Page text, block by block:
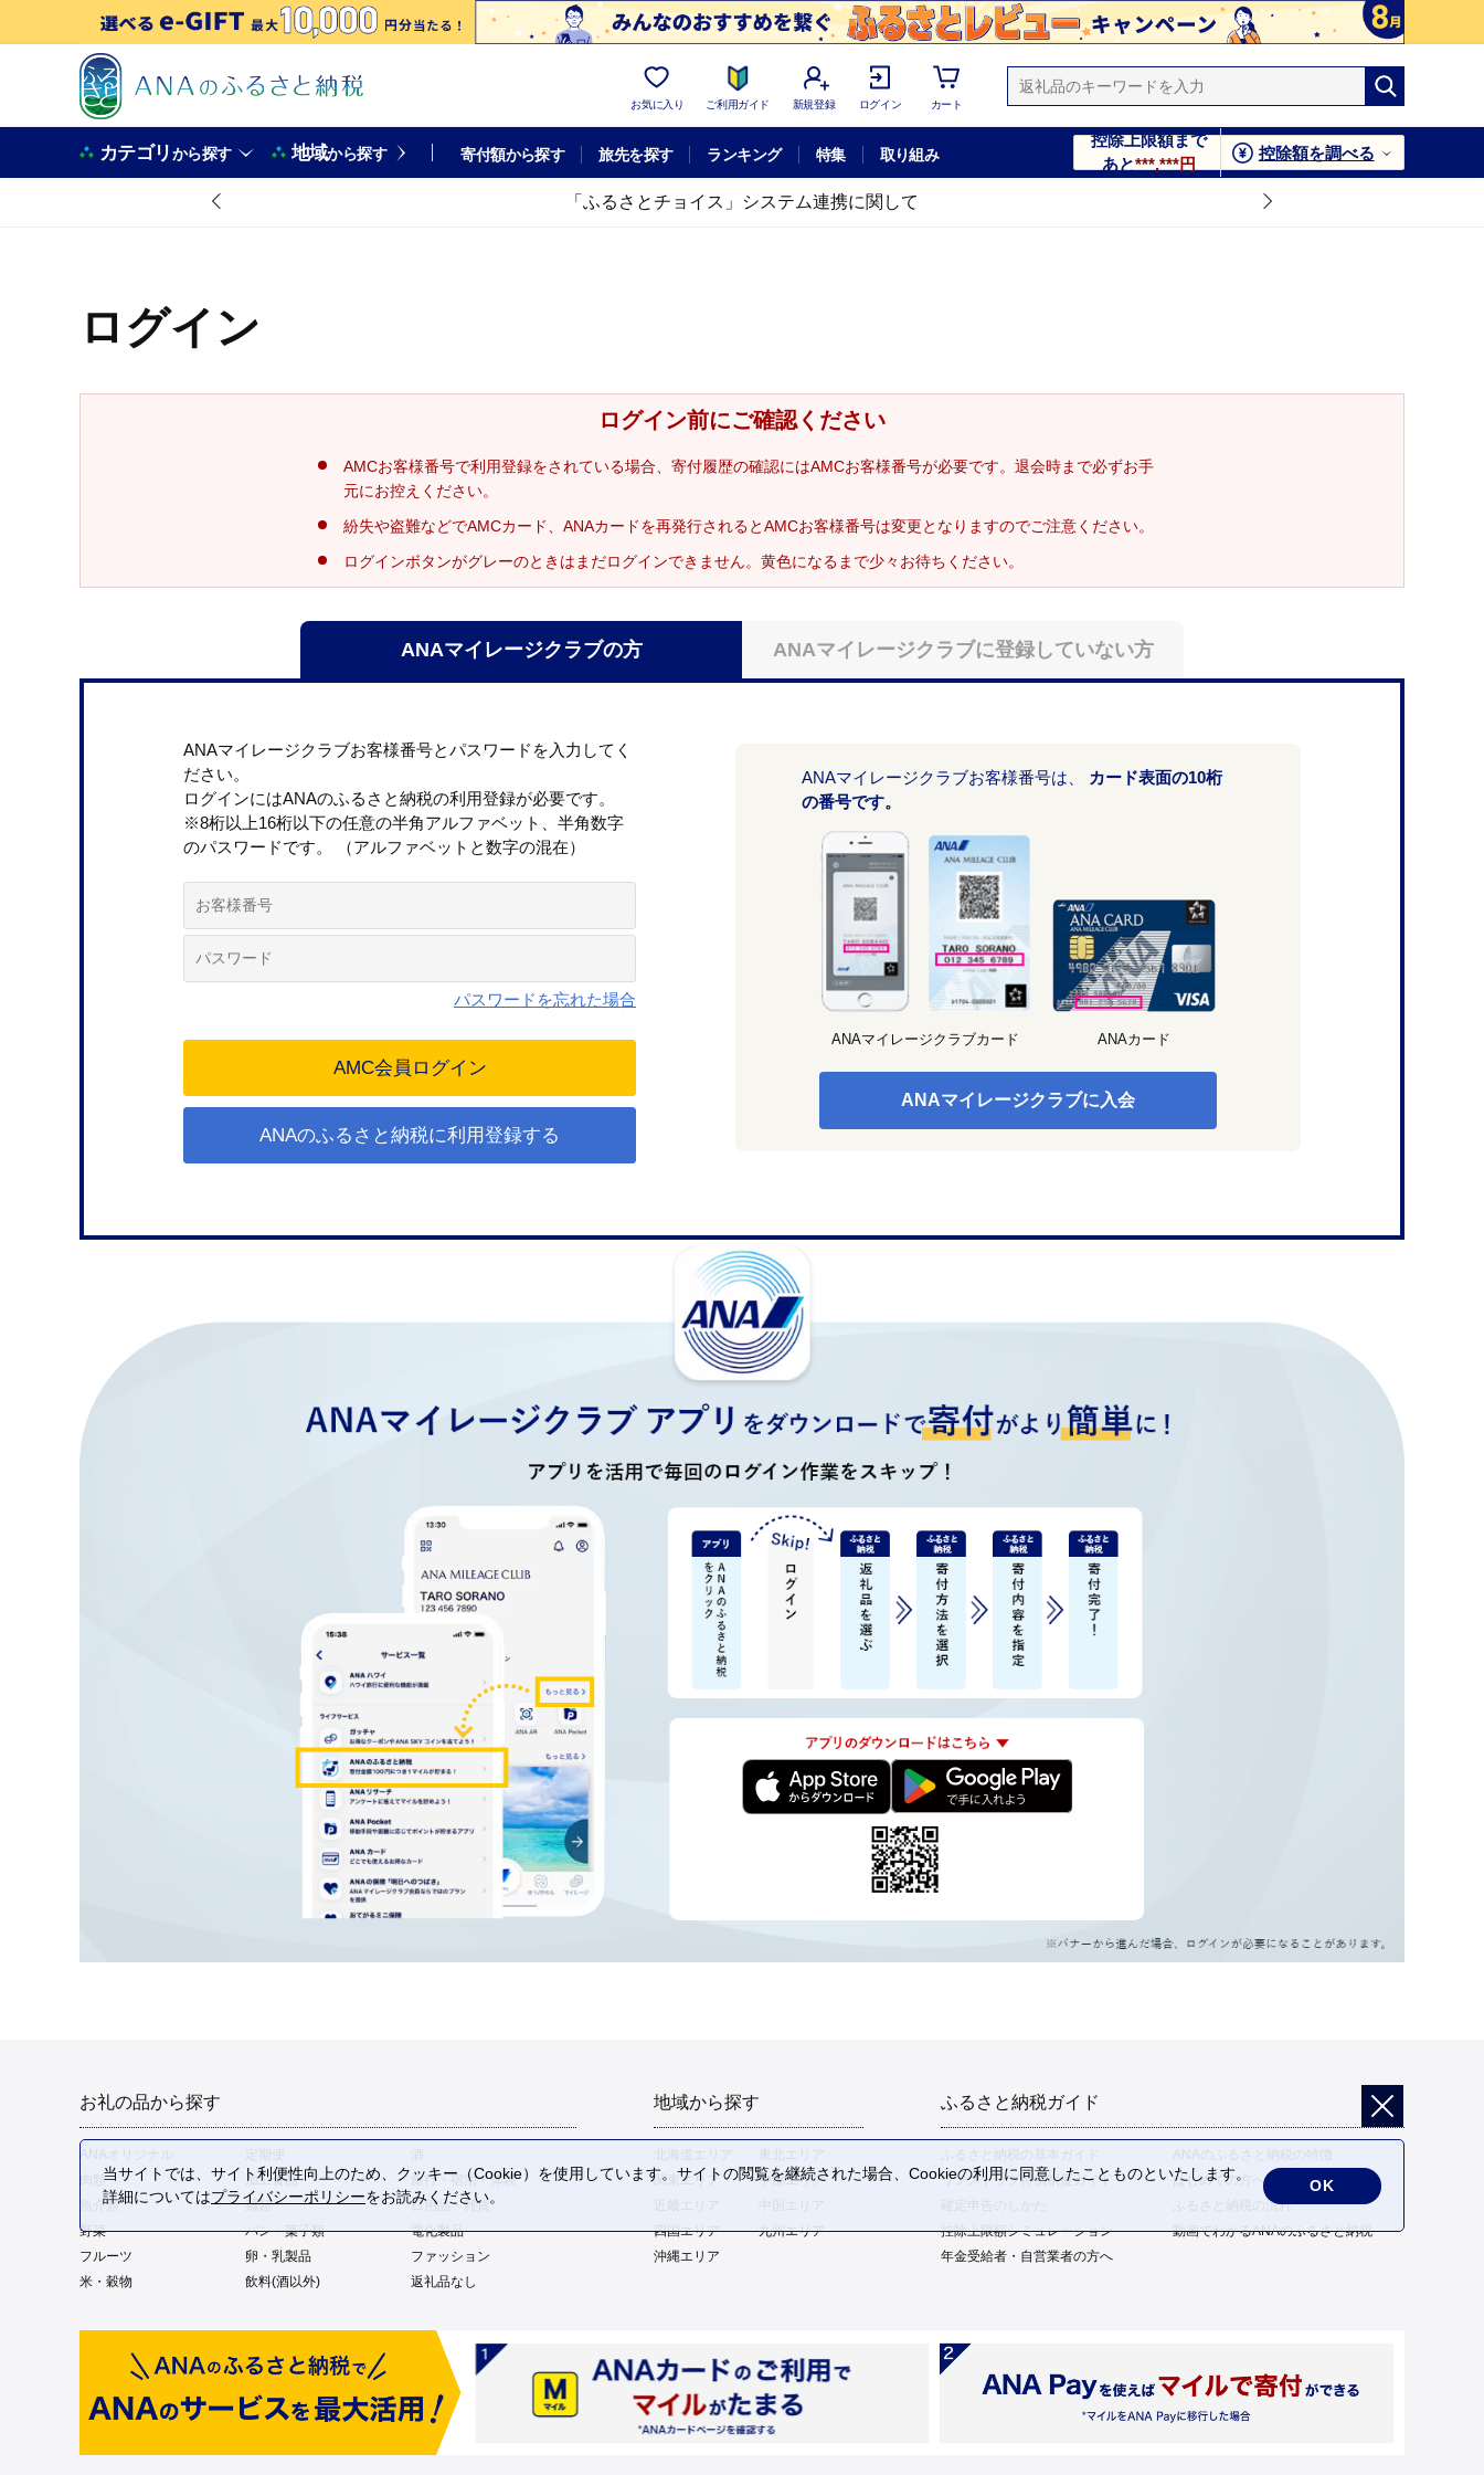
お気に入り ご利用ガイド 新規登録 ログイン カート
カテゴリから探す 地域から探す 寄付額から探す 旅先を探す ランキング 特集 取り組み
控除上限額まで
あと***,***円
控除額を調べる
「ふるさとチョイス」システム連携に関して
ログイン
ログイン前にご確認ください
AMCお客様番号で利用登録をされている場合、寄付履歴の確認にはAMCお客様番号が必要です。退会時まで必ずお手
元にお控えください。
紛失や盗難などでAMCカード、ANAカードを再発行されるとAMCお客様番号は変更となりますのでご注意ください。
ログインボタンがグレーのときはまだログインできません。黄色になるまで少々お待ちください。
ANAマイレージクラブの方 ANAマイレージクラブに登録していない方
ANAマイレージクラブお客様番号とパスワードを入力してく
ださい。
ログインにはANAのふるさと納税の利用登録が必要です。
※8桁以上16桁以下の任意の半角アルファベット、半角数字
のパスワードです。 （アルファベットと数字の混在）
パスワードを忘れた場合
ANAのふるさと納税に利用登録する
ANAマイレージクラブお客様番号は、
カード表面の10桁
の番号です。
ANAマイレージクラブカード ANAカード
ANAマイレージクラブに入会
お礼の品から探す
肉類
加工食品
旅行・宿泊・体験
魚介類
麺類
日用品・雑貨
野菜
パン・菓子類
電化製品
フルーツ
卵・乳製品
ファッション
米・穀物
飲料(酒以外) 返礼品なし
地域から探す
関東エリア
中部エリア
四国エリア
九州エリア
沖縄エリア
ふるさと納税ガイド
ふるさと納税の基本ガイド
ANAのふるさと納税の特徴
ワンストップ特例制度ガイド
はじめての方へ
ふるさと納税の流れ
控除上限額シミュレーション
動画でわかるANAのふるさと納税
年金受給者・自営業者の方へ
当サイトでは、サイト利便性向上のため、クッキー（Cookie）を使用しています。サイトの閲覧を継続された場合、Cookieの利用に同意したことものといたします。
詳細についてはプライバシーポリシーをお読みください。
OK